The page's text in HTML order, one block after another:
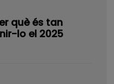
què és tan
lo el 2025